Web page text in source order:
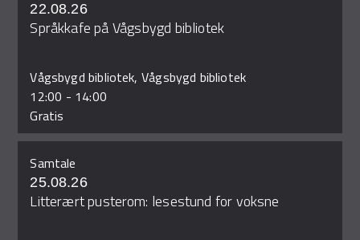
22.08.26
Språkkafe på Vågsbygd bibliotek
Vågsbygd bibliotek, Vågsbygd bibliotek
12:00 - 14:00
Gratis
Samtale
25.08.26
Litterært pusterom: lesestund for voksne